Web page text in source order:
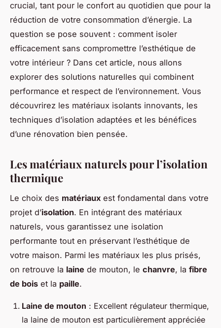
crucial, tant pour le confort au quotidien que pour la
réduction de votre consommation d’énergie. La
question se pose souvent : comment isoler
efficacement sans compromettre l’esthétique de
votre intérieur ? Dans cet article, nous allons
explorer des solutions naturelles qui combinent
performance et respect de l’environnement. Vous
découvrirez les matériaux isolants innovants, les
techniques d’isolation adaptées et les bénéfices
d’une rénovation bien pensée.
Les matériaux naturels pour l’isolation
thermique
Le choix des matériaux est fondamental dans votre
projet d’isolation. En intégrant des matériaux
naturels, vous garantissez une isolation
performante tout en préservant l’esthétique de
votre maison. Parmi les matériaux les plus prisés,
on retrouve la laine de mouton, le chanvre, la fibre
de bois et la paille.
Laine de mouton : Excellent régulateur thermique,
la laine de mouton est particulièrement appréciée